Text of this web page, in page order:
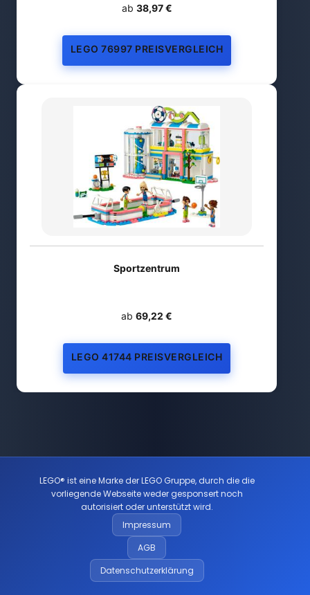
ab 38,97 €
LEGO 76997 PREISVERGLEICH
Sportzentrum
ab 69,22 €
LEGO 41744 PREISVERGLEICH
LEGO® ist eine Marke der LEGO Gruppe, durch die die
vorliegende Webseite weder gesponsert noch
autorisiert oder unterstützt wird.
Impressum
AGB
Datenschutzerklärung